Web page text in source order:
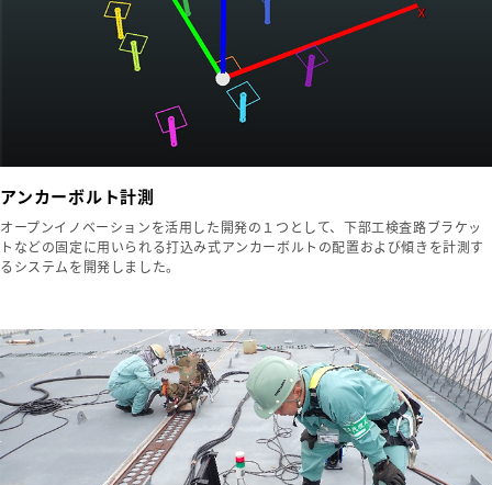
アンカーボルト計測
オープンイノベーションを活用した開発の１つとして、下部工検査路ブラケッ
トなどの固定に用いられる打込み式アンカーボルトの配置および傾きを計測す
るシステムを開発しました。